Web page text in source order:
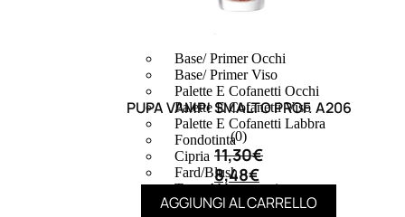
Base/ Primer Occhi
Base/ Primer Viso
Palette E Cofanetti Occhi
Palette E Cofanetti Viso
Palette E Cofanetti Labbra
Fondotinta
Cipria
Fard/Blush
Terre Abbronzanti
Illuminante Viso
PUPA VAMP! SMALTO PROF. A206
(0)
11,30€
8,48€
AGGIUNGI AL CARRELLO